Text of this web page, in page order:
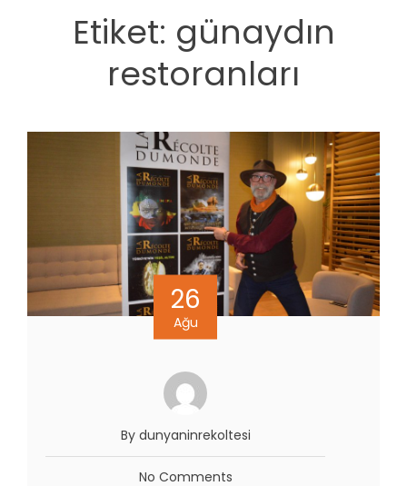
Etiket: günaydın
restoranları
26
Ağu
By dunyaninrekoltesi
No Comments